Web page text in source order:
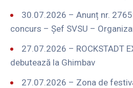
30.07.2026 – Anunț nr.
concurs – Șef SVSU –
27.07.2026 – ROCKSTADT
debutează la Ghimbav
27.07.2026 – Zona de